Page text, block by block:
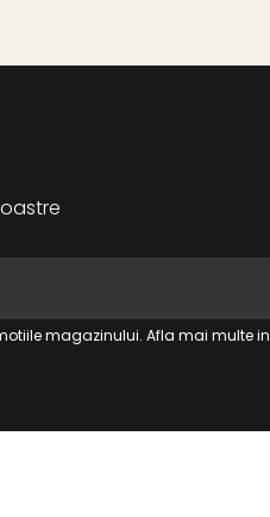
magazinului. Afla mai multe in